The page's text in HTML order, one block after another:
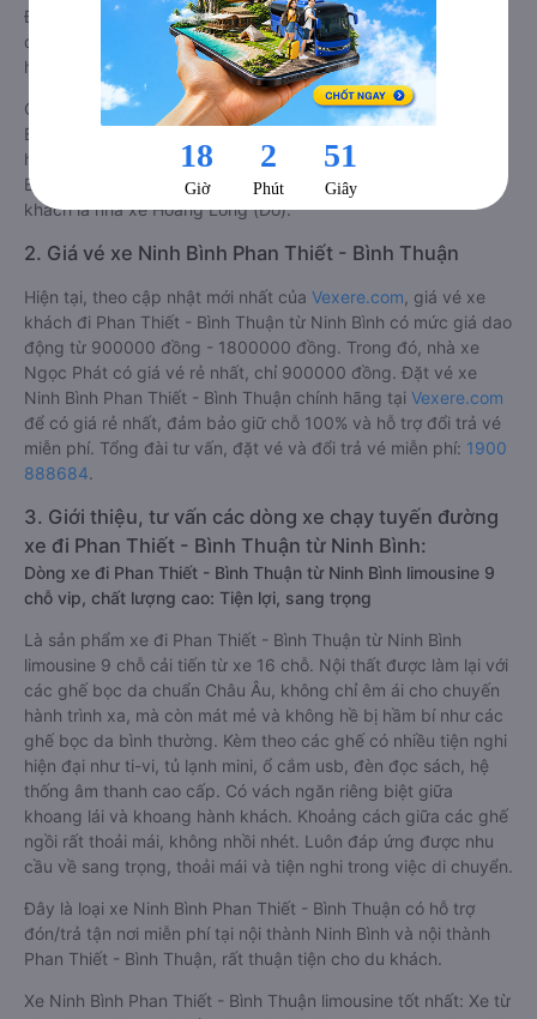
Đúng giờ, Chất lượng phục vụ trênVexere.com. Đánh giá này
được viết trực tiếp bởi các khách hàng đã trải nghiệm các
hãng Xe Ninh Bình đi Phan Thiết - Bình Thuận.
Chất lượng các xe khách đi Phan Thiết - Bình Thuận từ Ninh
Bình được đánh giá 4.2, với điểm trung bình là 4.2/5 bởi 1450
hành khách. Trong đó hãng xe khách Ninh Bình Phan Thiết -
Bình Thuận tốt nhất tuyến được đánh giá 4.6/5 bởi 433 hành
khách là nhà xe Hoàng Long (Đỏ).
2. Giá vé xe Ninh Bình Phan Thiết - Bình Thuận
Hiện tại, theo cập nhật mới nhất của Vexere.com , giá vé xe
khách đi Phan Thiết - Bình Thuận từ Ninh Bình có mức giá dao
động từ 900000 đồng - 1800000 đồng. Trong đó, nhà xe
Ngọc Phát có giá vé rẻ nhất, chỉ 900000 đồng. Đặt vé xe
Ninh Bình Phan Thiết - Bình Thuận chính hãng tại Vexere.com
để có giá rẻ nhất, đảm bảo giữ chỗ 100% và hỗ trợ đổi trả vé
miễn phí. Tổng đài tư vấn, đặt vé và đổi trả vé miễn phí: 1900
888684.
3. Giới thiệu, tư vấn các dòng xe chạy tuyến đường
xe đi Phan Thiết - Bình Thuận từ Ninh Bình:
Dòng xe đi Phan Thiết - Bình Thuận từ Ninh Bình limousine 9
chỗ vip, chất lượng cao: Tiện lợi, sang trọng
Là sản phẩm xe đi Phan Thiết - Bình Thuận từ Ninh Bình
limousine 9 chỗ cải tiến từ xe 16 chỗ. Nội thất được làm lại với
các ghế bọc da chuẩn Châu Âu, không chỉ êm ái cho chuyến
hành trình xa, mà còn mát mẻ và không hề bị hầm bí như các
ghế bọc da bình thường. Kèm theo các ghế có nhiều tiện nghi
hiện đại như ti-vi, tủ lạnh mini, ổ cắm usb, đèn đọc sách, hệ
thống âm thanh cao cấp. Có vách ngăn riêng biệt giữa
khoang lái và khoang hành khách. Khoảng cách giữa các ghế
ngồi rất thoải mái, không nhồi nhét. Luôn đáp ứng được nhu
cầu về sang trọng, thoải mái và tiện nghi trong việc di chuyển.
Đây là loại xe Ninh Bình Phan Thiết - Bình Thuận có hỗ trợ
đón/trả tận nơi miễn phí tại nội thành Ninh Bình và nội thành
Phan Thiết - Bình Thuận, rất thuận tiện cho du khách.
Xe Ninh Bình Phan Thiết - Bình Thuận limousine tốt nhất: Xe từ